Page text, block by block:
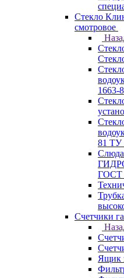
Стекло
смотровое
1663-
81 ТУ
ГОСТ
Счетчики
Ящик